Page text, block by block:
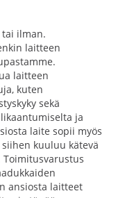
ilman.
laitteen
laitteen
kuten
sekä
ja
laite sopii myös
kuuluu kätevä
ansiosta laitteet